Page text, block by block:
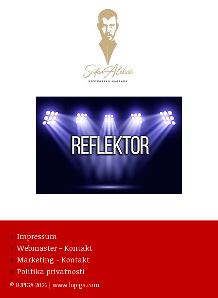
Impressum
Webmaster - Kontakt
Marketing - Kontakt
Politika privatnosti
© LUPIGA 2026 | www.lupiga.com